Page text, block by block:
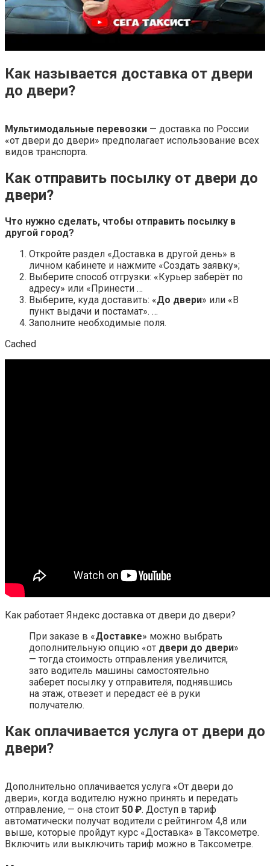
Как называется доставка от двери
до двери?
Мультимодальные перевозки — доставка по России
«от двери до двери» предполагает использование всех
видов транспорта.
Как отправить посылку от двери до
двери?
Что нужно сделать, чтобы отправить посылку в
другой город?
Откройте раздел «Доставка в другой день» в
личном кабинете и нажмите «Создать заявку»;
Выберите способ отгрузки: «Курьер заберёт по
адресу» или «Принести …
Выберите, куда доставить: «До двери» или «В
пункт выдачи и постамат». …
Заполните необходимые поля.
Cached
Как работает Яндекс доставка от двери до двери?
При заказе в «Доставке» можно выбрать
дополнительную опцию «от двери до двери»
— тогда стоимость отправления увеличится,
зато водитель машины самостоятельно
заберет посылку у отправителя, поднявшись
на этаж, отвезет и передаст её в руки
получателю.
Как оплачивается услуга от двери до
двери?
Дополнительно оплачивается услуга «От двери до
двери», когда водителю нужно принять и передать
отправление, — она стоит 50 ₽. Доступ в тариф
автоматически получат водители с рейтингом 4,8 или
выше, которые пройдут курс «Доставка» в Таксометре.
Включить или выключить тариф можно в Таксометре.